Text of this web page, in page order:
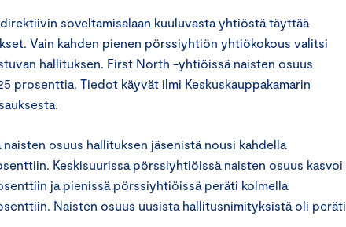
soveltamisalaan kuuluvasta yhtiöstä täyttää
Vain kahden pienen pörssiyhtiön yhtiökokous valitsi
hallituksen. First North -yhtiöissä naisten osuus
prosenttia. Tiedot käyvät ilmi Keskuskauppakamarin
osuus hallituksen jäsenistä nousi kahdella
Keskisuurissa pörssiyhtiöissä naisten osuus kasvoi
ja pienissä pörssiyhtiöissä peräti kolmella
Naisten osuus uusista hallitusnimityksistä oli peräti